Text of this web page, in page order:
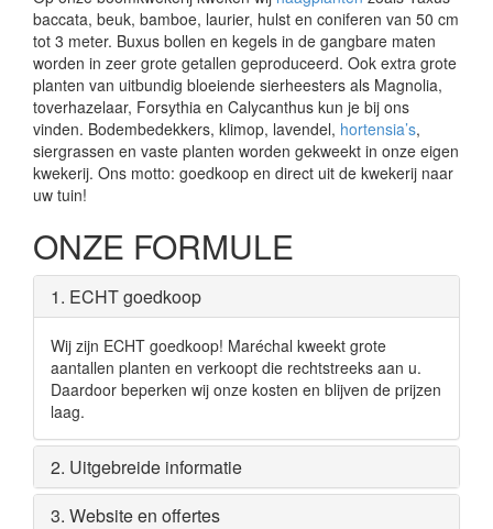
baccata, beuk, bamboe, laurier, hulst en coniferen van 50 cm
tot 3 meter. Buxus bollen en kegels in de gangbare maten
worden in zeer grote getallen geproduceerd. Ook extra grote
planten van uitbundig bloeiende sierheesters als Magnolia,
toverhazelaar, Forsythia en Calycanthus kun je bij ons
vinden. Bodembedekkers, klimop, lavendel, hortensia’s,
siergrassen en vaste planten worden gekweekt in onze eigen
kwekerij. Ons motto: goedkoop en direct uit de kwekerij naar
uw tuin!
ONZE FORMULE
1. ECHT goedkoop
Wij zijn ECHT goedkoop! Maréchal kweekt grote
aantallen planten en verkoopt die rechtstreeks aan u.
Daardoor beperken wij onze kosten en blijven de prijzen
laag.
2. Uitgebreide informatie
3. Website en offertes